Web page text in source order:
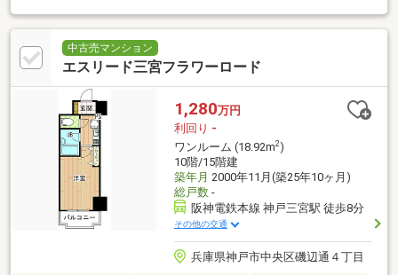
中古売マンション
エスリード三宮フラワーロード
1,280万円
利回り -
ワンルーム (18.92m2)
10階/15階建
築年月 2000年11月(築25年10ヶ月)
総戸数-
阪神電鉄本線 神戸三宮駅 徒歩8分
その他の交通
兵庫県神戸市中央区磯辺通４丁目